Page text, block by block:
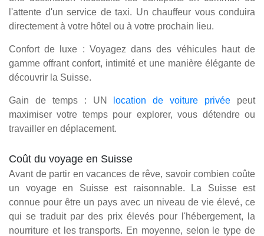
l'attente d'un service de taxi. Un chauffeur vous conduira
directement à votre hôtel ou à votre prochain lieu.
Confort de luxe : Voyagez dans des véhicules haut de
gamme offrant confort, intimité et une manière élégante de
découvrir la Suisse.
Gain de temps : UN location de voiture privée peut
maximiser votre temps pour explorer, vous détendre ou
travailler en déplacement.
Coût du voyage en Suisse
Avant de partir en vacances de rêve, savoir combien coûte
un voyage en Suisse est raisonnable. La Suisse est
connue pour être un pays avec un niveau de vie élevé, ce
qui se traduit par des prix élevés pour l'hébergement, la
nourriture et les transports. En moyenne, selon le type de